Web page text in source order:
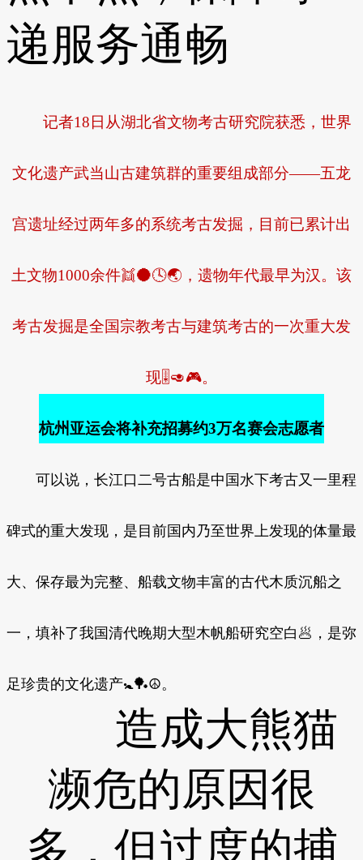
递服务通畅
记者18日从湖北省文物考古研究院获悉，世界
文化遗产武当山古建筑群的重要组成部分——五龙
宫遗址经过两年多的系统考古发掘，目前已累计出
土文物1000余件👯🌑🕓🌏，遗物年代最早为汉。该
考古发掘是全国宗教考古与建筑考古的一次重大发
现🎚🥑🎮。
杭州亚运会将补充招募约3万名赛会志愿者
可以说，长江口二号古船是中国水下考古又一里程
碑式的重大发现，是目前国内乃至世界上发现的体量最
大、保存最为完整、船载文物丰富的古代木质沉船之
一，填补了我国清代晚期大型木帆船研究空白🥟，是弥
足珍贵的文化遗产🚼🏓☮。
造成大熊猫
濒危的原因很
多，但过度的捕